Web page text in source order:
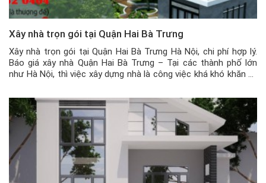
Xây nhà trọn gói tại Quận Hai Bà Trưng
Xây nhà trọn gói tại Quận Hai Bà Trưng Hà Nội, chi phí hợp lý.
Báo giá xây nhà Quận Hai Bà Trưng – Tại các thành phố lớn
như Hà Nội, thì việc xây dựng nhà là công việc khá khó khăn và